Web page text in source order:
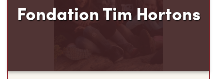
Fondation Tim Hortons